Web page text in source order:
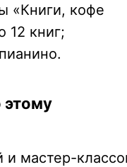
«Книги, кофе
12 книг;
этому
мастер-